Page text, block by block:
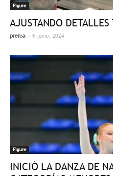
Figure
AJUSTANDO DETALLES
prensa - 6 junio, 2024
Figure
INICIÓ LA DANZA DE